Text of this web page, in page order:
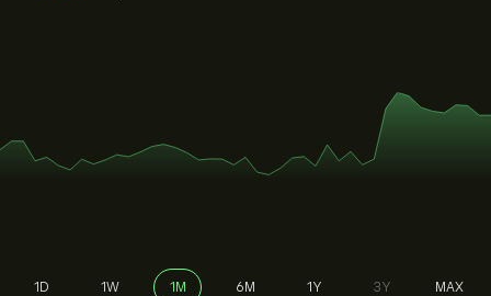
1D 1W 1M 6M 1Y 3Y MAX